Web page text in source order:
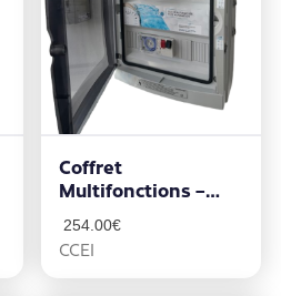
Coffret
Multifonctions –
PA31PS
254.00€
CCEI